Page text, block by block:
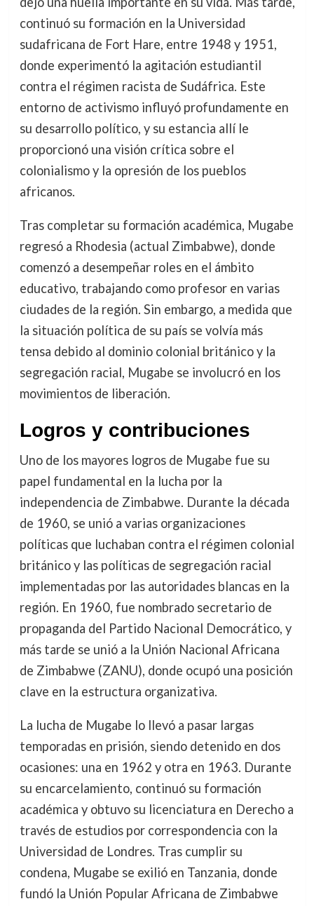
continuó su formación en la Universidad
sudafricana de Fort Hare, entre 1948 y 1951,
donde experimentó la agitación estudiantil
contra el régimen racista de Sudáfrica. Este
entorno de activismo influyó profundamente en
su desarrollo político, y su estancia allí le
proporcionó una visión crítica sobre el
colonialismo y la opresión de los pueblos
africanos.
Tras completar su formación académica, Mugabe
regresó a Rhodesia (actual Zimbabwe), donde
comenzó a desempeñar roles en el ámbito
educativo, trabajando como profesor en varias
ciudades de la región. Sin embargo, a medida que
la situación política de su país se volvía más
tensa debido al dominio colonial británico y la
segregación racial, Mugabe se involucró en los
movimientos de liberación.
Logros y contribuciones
Uno de los mayores logros de Mugabe fue su
papel fundamental en la lucha por la
independencia de Zimbabwe. Durante la década
de 1960, se unió a varias organizaciones
políticas que luchaban contra el régimen colonial
británico y las políticas de segregación racial
implementadas por las autoridades blancas en la
región. En 1960, fue nombrado secretario de
propaganda del Partido Nacional Democrático, y
más tarde se unió a la Unión Nacional Africana
de Zimbabwe (ZANU), donde ocupó una posición
clave en la estructura organizativa.
La lucha de Mugabe lo llevó a pasar largas
temporadas en prisión, siendo detenido en dos
ocasiones: una en 1962 y otra en 1963. Durante
su encarcelamiento, continuó su formación
académica y obtuvo su licenciatura en Derecho a
través de estudios por correspondencia con la
Universidad de Londres. Tras cumplir su
condena, Mugabe se exilió en Tanzania, donde
fundó la Unión Popular Africana de Zimbabwe